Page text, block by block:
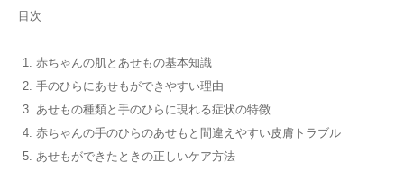
目次
赤ちゃんの肌とあせもの基本知識
手のひらにあせもができやすい理由
あせもの種類と手のひらに現れる症状の特徴
赤ちゃんの手のひらのあせもと間違えやすい皮膚トラブル
あせもができたときの正しいケア方法